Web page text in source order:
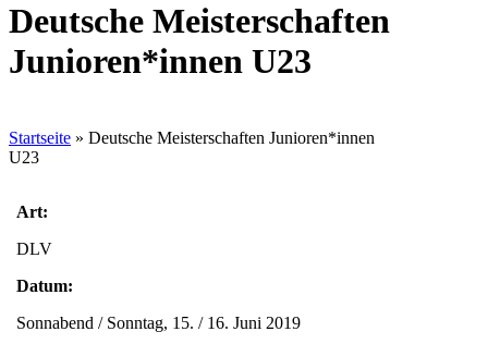
Deutsche Meisterschaften
Junioren*innen U23
Startseite » Deutsche Meisterschaften Junioren*innen
U23
Art:
DLV
Datum:
Sonnabend / Sonntag, 15. / 16. Juni 2019